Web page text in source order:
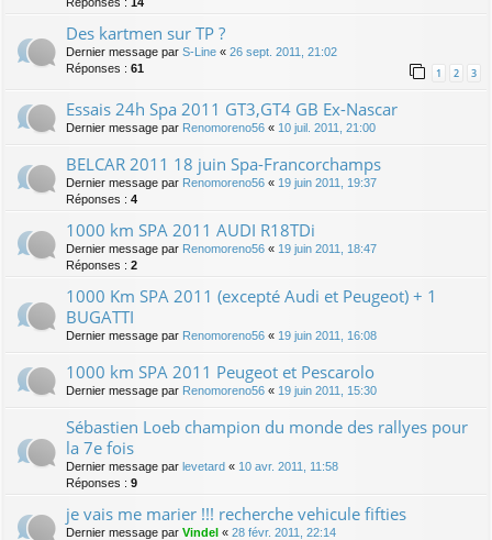
Des kartmen sur TP ?
Dernier message par S-Line « 26 sept. 2011, 21:02
Réponses : 61 1 2 3
Essais 24h Spa 2011 GT3,GT4 GB Ex-Nascar
Dernier message par Renomoreno56 « 10 juil. 2011, 21:00
BELCAR 2011 18 juin Spa-Francorchamps
Dernier message par Renomoreno56 « 19 juin 2011, 19:37
Réponses : 4
1000 km SPA 2011 AUDI R18TDi
Dernier message par Renomoreno56 « 19 juin 2011, 18:47
Réponses : 2
1000 Km SPA 2011 (excepté Audi et Peugeot) + 1
BUGATTI
Dernier message par Renomoreno56 « 19 juin 2011, 16:08
1000 km SPA 2011 Peugeot et Pescarolo
Dernier message par Renomoreno56 « 19 juin 2011, 15:30
Sébastien Loeb champion du monde des rallyes pour
la 7e fois
Dernier message par levetard « 10 avr. 2011, 11:58
Réponses : 9
je vais me marier !!! recherche vehicule fifties
Dernier message par Vindel « 28 févr. 2011, 22:14